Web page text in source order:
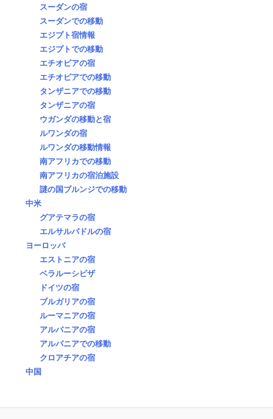
スーダンの宿
スーダンでの移動
エジプト宿情報
エジプトでの移動
エチオピアの宿
エチオピアでの移動
タンザニアでの移動
タンザニアの宿
ウガンダの移動と宿
ルワンダの宿
ルワンダの移動情報
南アフリカでの移動
南アフリカの宿泊施設
謎の国ブルンジでの移動
中米
グアテマラの宿
エルサルバドルの宿
ヨーロッパ
エストニアの宿
ベラルーシビザ
ドイツの宿
ブルガリアの宿
ルーマニアの宿
アルバニアの宿
アルバニアでの移動
クロアチアの宿
中国